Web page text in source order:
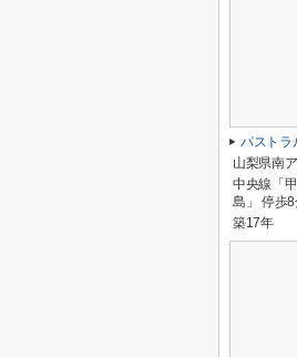
パストラ
山梨県南
中央線「
島」 停歩
築17年